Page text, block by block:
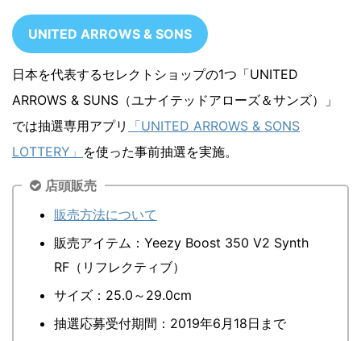
UNITED ARROWS & SONS
日本を代表するセレクトショップの1つ「UNITED
ARROWS & SUNS（ユナイテッドアローズ＆サンズ）」
では抽選専用アプリ
「UNITED ARROWS & SONS
LOTTERY」 を使った事前抽選を実施。
店頭販売
販売方法について
販売アイテム：Yeezy Boost 350 V2 Synth
RF（リフレクティブ）
サイズ：25.0～29.0cm
抽選応募受付期間：2019年6月18日まで